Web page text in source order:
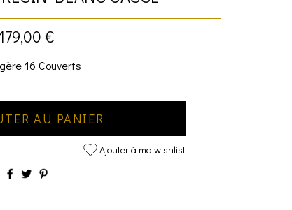
€
16 Couverts
AU PANIER
Ajouter à ma wishlist